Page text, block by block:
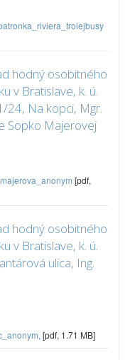
hodný osobitného
v Bratislave, k. ú.
24, Na kopci, Mgr.
Sopko Majerovej
[pdf,
hodný osobitného
v Bratislave, k. ú.
ulica, Ing.
[pdf, 1.71 MB]